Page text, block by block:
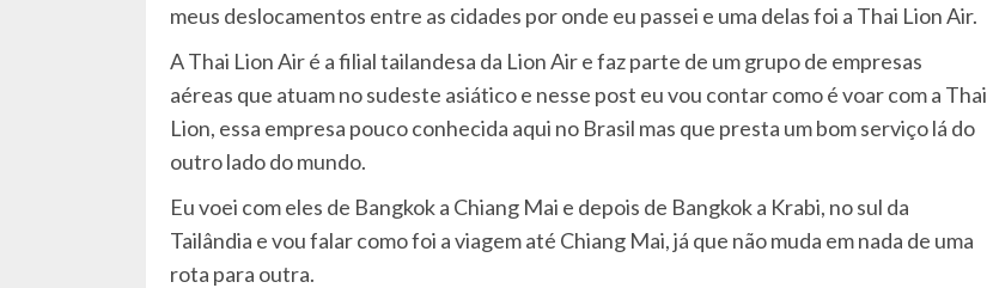
meus deslocamentos entre as cidades por onde eu passei e uma delas foi a Thai Lion Air.
A Thai Lion Air é a filial tailandesa da Lion Air e faz parte de um grupo de empresas
aéreas que atuam no sudeste asiático e nesse post eu vou contar como é voar com a Thai
Lion, essa empresa pouco conhecida aqui no Brasil mas que presta um bom serviço lá do
outro lado do mundo.
Eu voei com eles de Bangkok a Chiang Mai e depois de Bangkok a Krabi, no sul da
Tailândia e vou falar como foi a viagem até Chiang Mai, já que não muda em nada de uma
rota para outra.